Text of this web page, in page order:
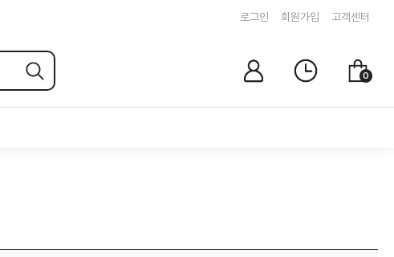
로그인 회원가입 고객센터
검
색
이
최
근
바
0